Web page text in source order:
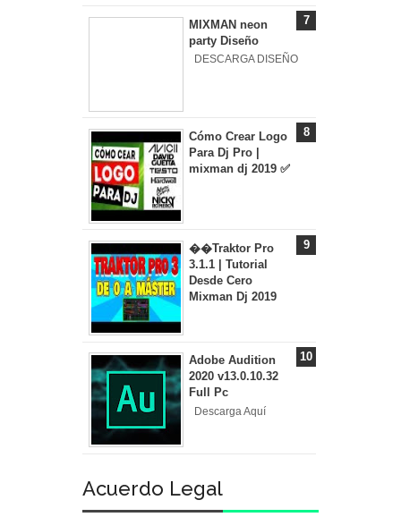
MIXMAN neon
party Diseño
DESCARGA DISEÑO
Cómo Crear Logo
Para Dj Pro |
mixman dj 2019 ✅
��Traktor Pro
3.1.1 | Tutorial
Desde Cero
Mixman Dj 2019
Adobe Audition
2020 v13.0.10.32
Full Pc
Descarga Aquí
Acuerdo Legal